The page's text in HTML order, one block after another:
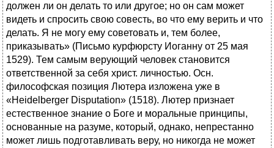
должен ли он делать то или другое; но он сам может
видеть и спросить свою совесть, во что ему верить и что
делать. Я не могу ему советовать и, тем более,
приказывать» (Письмо курфюрсту Иоганну от 25 мая
1529). Тем самым верующий человек становится
ответственной за себя христ. личностью. Осн.
философская позиция Лютера изложена уже в
«Heidelberger Disputation» (1518). Лютер признает
естественное знание о Боге и моральные принципы,
основанные на разуме, который, однако, непрестанно
может лишь подготавливать веру, но никогда не может